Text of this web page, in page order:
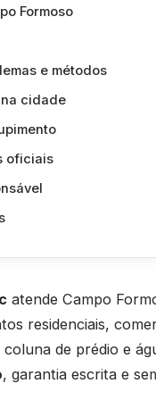
Formoso
e métodos
cidade
oficiais
atende Campo
residenciais,
de prédio e
, garantia escrita e